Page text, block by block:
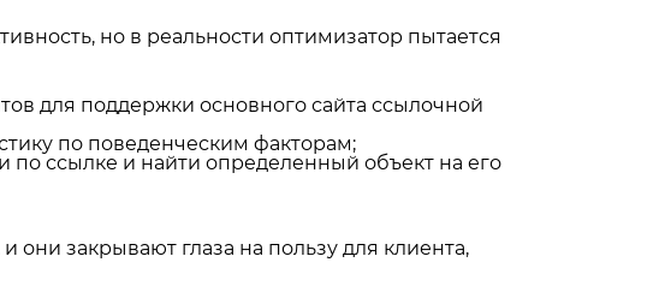
но в реальности оптимизатор пытается
для поддержки основного сайта ссылочной
по поведенческим факторам;
по ссылке и найти определенный объект на его
они закрывают глаза на пользу для клиента,